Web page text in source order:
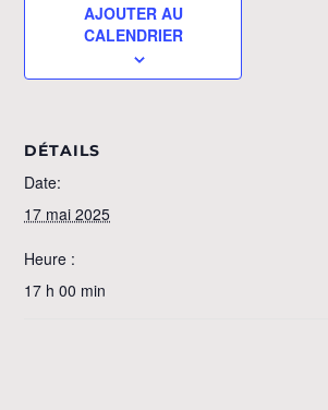
AJOUTER AU
CALENDRIER
DÉTAILS
Date:
17 mai 2025
Heure :
17 h 00 min